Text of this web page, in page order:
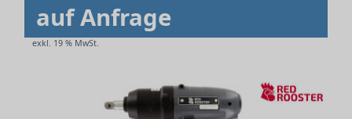
auf Anfrage
exkl. 19 % MwSt.